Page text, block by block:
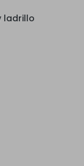
ladrillo